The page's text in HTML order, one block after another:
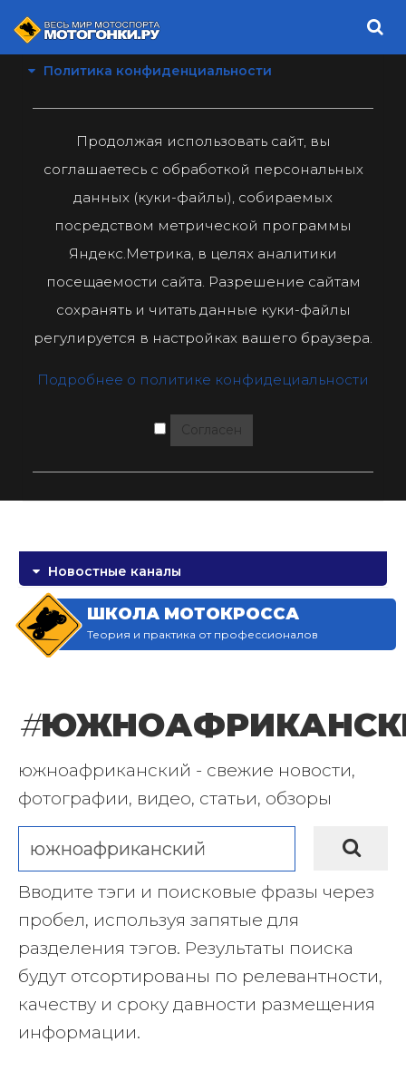
Политика конфиденциальности
Продолжая использовать сайт, вы
соглашаетесь с обработкой персональных
данных (куки-файлы), собираемых
посредством метрической программы
Яндекс.Метрика, в целях аналитики
посещаемости сайта. Разрешение сайтам
сохранять и читать данные куки-файлы
регулируется в настройках вашего браузера.
Подробнее о политике конфидециальности
Согласен
Новостные каналы
ШКОЛА МОТОКРОССА
Теория и практика от профессионалов
#
южноафриканский - свежие новости,
фотографии, видео, статьи, обзоры
Вводите тэги и поисковые фразы через
пробел, используя запятые для
разделения тэгов. Результаты поиска
будут отсортированы по релевантности,
качеству и сроку давности размещения
информации.